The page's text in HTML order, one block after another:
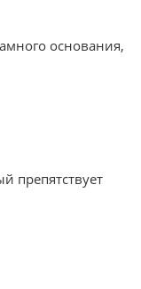
основания,
препятствует